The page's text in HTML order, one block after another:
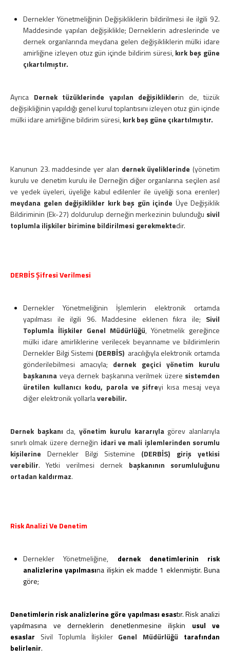
Dernekler Yönetmeliğinin Değişikliklerin bildirilmesi ile ilgili 92.
Maddesinde yapılan değişiklikle; Derneklerin adreslerinde ve
dernek organlarında meydana gelen değişikliklerin mülki idare
amirliğine izleyen otuz gün içinde bildirim süresi,kırk beş güne
çıkartılmıştır.
Ayrıca Dernek tüzüklerinde yapılan değişikliklerin de, tüzük
değişikliğinin yapıldığı genel kurul toplantısını izleyen otuz gün içinde
mülki idare amirliğine bildirim süresi,kırk beş güne çıkartılmıştır.
Kanunun 23. maddesinde yer alan dernek üyeliklerinde (yönetim
kurulu ve denetim kurulu ile Derneğin diğer organlarına seçilen asıl
ve yedek üyeleri, üyeliğe kabul edilenler ile üyeliği sona erenler)
meydana gelen değişiklikler kırk beş gün içinde Üye Değişiklik
Bildiriminin (Ek-27) doldurulup derneğin merkezinin bulunduğu sivil
toplumla ilişkiler birimine bildirilmesi gerekmektedir.
DERBİS Şifresi Verilmesi
Dernekler Yönetmeliğinin İşlemlerin elektronik ortamda
yapılması ile ilgili 96. Maddesine eklenen fıkra ile; Sivil
Toplumla İlişkiler Genel Müdürlüğü, Yönetmelik gereğince
mülki idare amirliklerine verilecek beyanname ve bildirimlerin
Dernekler Bilgi Sistemi (DERBİS) aracılığıyla elektronik ortamda
gönderilebilmesi amacıyla; dernek geçici yönetim kurulu
başkanına veya dernek başkanına verilmek üzere sistemden
üretilen kullanıcı kodu, parola ve şifreyi kısa mesaj veya
diğer elektronik yollarlaverebilir.
Dernek başkanı da,yönetim kurulu kararıylagörev alanlarıyla
sınırlı olmak üzere derneğin idari ve mali işlemlerinden sorumlu
kişilerine Dernekler Bilgi Sistemine (DERBİS) giriş yetkisi
verebilir. Yetki verilmesi dernek başkanının sorumluluğunu
ortadan kaldırmaz.
Risk Analizi Ve Denetim
Dernekler Yönetmeliğine,
dernek denetimlerinin risk
analizlerine yapılmasına ilişkin ek madde 1 eklenmiştir. Buna
göre;
Denetimlerin risk analizlerine göre yapılması esastır. Risk analizi
yapılmasına ve derneklerin denetlenmesine ilişkin usul ve
esaslar
Sivil Toplumla İlişkilerGenel Müdürlüğü
tarafından
belirlenir.